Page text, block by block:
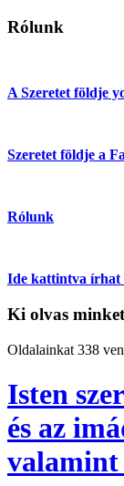
Rólunk
A Szeretet földje
Szeretet földje a
Rólunk
Ide kattintva írhat
Ki olvas
Oldalainkat 338
Isten
és az
valamint